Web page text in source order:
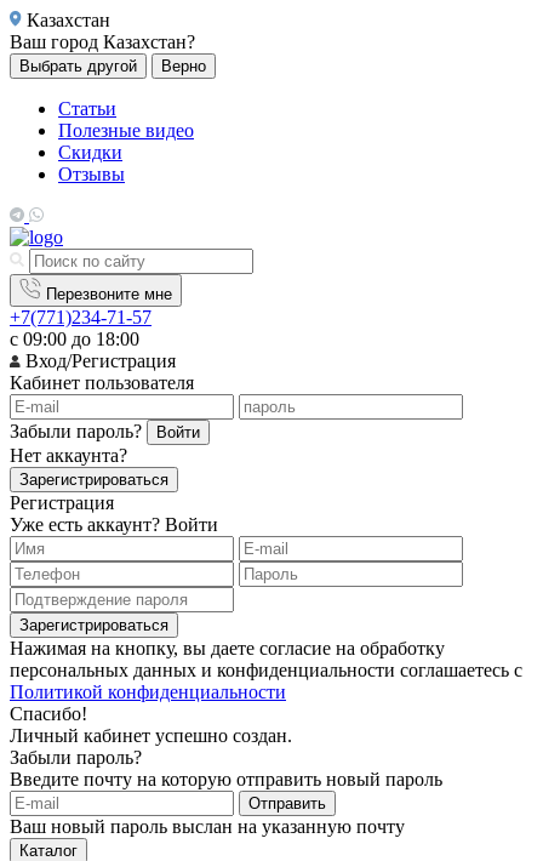
Казахстан
Ваш город Казахстан?
Выбрать другой Верно
Статьи
Полезные видео
Скидки
Отзывы
Перезвоните мне
+7(771)234-71-57
с 09:00 до 18:00
Вход/Регистрация
Кабинет пользователя
Забыли пароль? Войти
Нет аккаунта?
Зарегистрироваться
Регистрация
Уже есть аккаунт? Войти
Зарегистрироваться
Нажимая на кнопку, вы даете согласие на обработку
персональных данных и конфиденциальности соглашаетесь с
Политикой конфиденциальности
Спасибо!
Личный кабинет успешно создан.
Забыли пароль?
Введите почту на которую отправить новый пароль
Отправить
Ваш новый пароль выслан на указанную почту
Каталог